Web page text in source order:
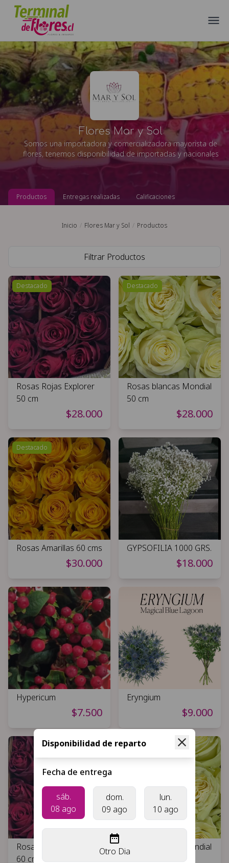
Flores Mar y Sol
Somos una importadora y comercializadora mayorista de
flores, tenemos disponibilidad de importadas y nacionales
Productos Entregas realizadas Calificaciones
Inicio Flores Mar y Sol Productos
Filtrar Productos
Destacado
Rosas Rojas Explorer
50 cm
$28.000
Destacado
Rosas blancas Mondial
50 cm
$28.000
Destacado
Rosas Amarillas 60 cms
$30.000
GYPSOFILIA 1000 GRS.
$18.000
Hypericum
$7.500
Eryngium
$9.000
Rosas Rojas Explorer
60 cm
Rosas blancas Mondial
Disponibilidad de reparto
Fecha de entrega
sáb.
08 ago
dom.
09 ago
lun.
10 ago
Otro Dia